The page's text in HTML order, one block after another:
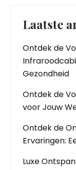
Laatste
Ontdek de
Gezondheid
Ontdek de
voor Jouw
Ontdek de
Ervaringen:
Luxe